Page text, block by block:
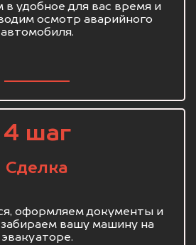
удобное для вас время и
осмотр аварийного
автомобиля.
4 шаг
Сделка
оформляем документы и
вашу машину на
эвакуаторе.